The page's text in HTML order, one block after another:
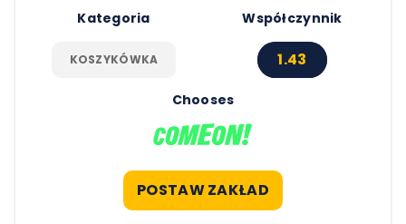
POSTAW ZAKŁAD
Kategoria
KOSZYKÓWKA
Współczynnik
1.43
Chooses